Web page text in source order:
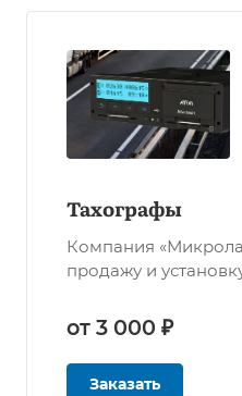
Тахографы
Компания
продажу и
от 3 000 ₽
Заказать